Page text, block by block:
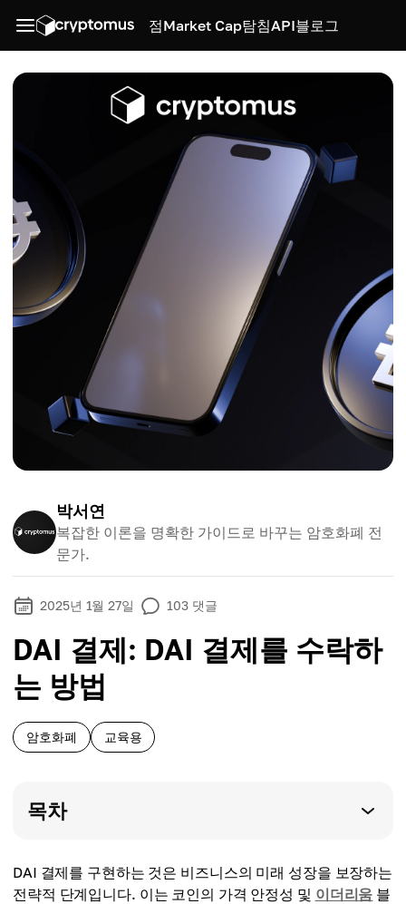
점Market Cap탐침API블로그
박서연
복잡한 이론을 명확한 가이드로 바꾸는 암호화폐 전
문가.
2025년 1월 27일 103 댓글
DAI 결제: DAI 결제를 수락하
는 방법
암호화폐 교육용
목차
DAI 결제를 구현하는 것은 비즈니스의 미래 성장을 보장하는
전략적 단계입니다. 이는 코인의 가격 안정성 및 이더리움 블